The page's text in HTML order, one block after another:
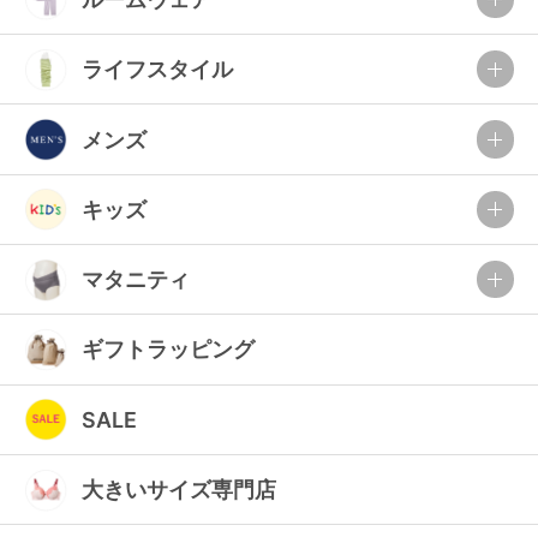
ライフスタイル
メンズ
キッズ
マタニティ
ギフトラッピング
SALE
大きいサイズ専門店